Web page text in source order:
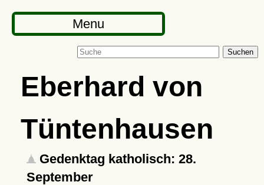
Menu
Suchen
Eberhard von
Tüntenhausen
Gedenktag katholisch: 28.
September